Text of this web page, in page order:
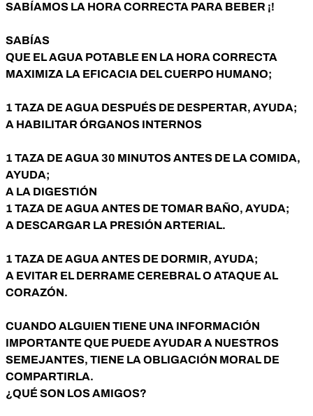
SABÍAMOS LA HORA CORRECTA PARA BEBER ¡!
SABÍAS
QUE EL AGUA POTABLE EN LA HORA CORRECTA
MAXIMIZA LA EFICACIA DEL CUERPO HUMANO;
1 TAZA DE AGUA DESPUÉS DE DESPERTAR, AYUDA;
A HABILITAR ÓRGANOS INTERNOS
1 TAZA DE AGUA 30 MINUTOS ANTES DE LA COMIDA,
AYUDA;
A LA DIGESTIÓN
1 TAZA DE AGUA ANTES DE TOMAR BAÑO, AYUDA;
A DESCARGAR LA PRESIÓN ARTERIAL.
1 TAZA DE AGUA ANTES DE DORMIR, AYUDA;
A EVITAR EL DERRAME CEREBRAL O ATAQUE AL
CORAZÓN.
CUANDO ALGUIEN TIENE UNA INFORMACIÓN
IMPORTANTE QUE PUEDE AYUDAR A NUESTROS
SEMEJANTES, TIENE LA OBLIGACIÓN MORAL DE
COMPARTIRLA.
¿QUÉ SON LOS AMIGOS?